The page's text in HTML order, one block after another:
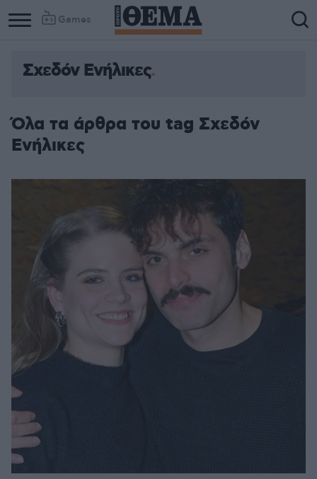
Games
Σχεδόν Ενήλικες
Όλα τα άρθρα του tag Σχεδόν
Ενήλικες